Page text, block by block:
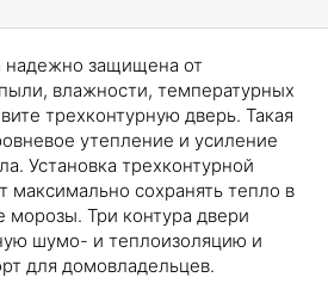
надежно защищена от
влажности, температурных
трехконтурную дверь. Такая
утепление и усиление
Установка трехконтурной
максимально сохранять тепло в
Три контура двери
шумо- и теплоизоляцию и
для домовладельцев.